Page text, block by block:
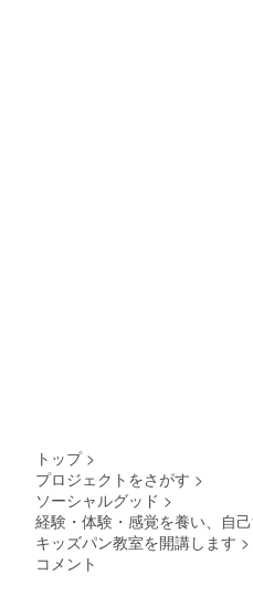
トップ >
プロジェクトをさがす >
ソーシャルグッド >
経験・体験・感覚を養い、自
キッズパン教室を開講します >
コメント